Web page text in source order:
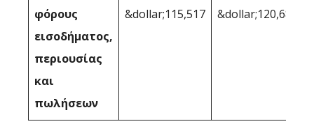
φόρους
εισοδήματος,
περιουσίας
και
πωλήσεων
&dollar;115,517 &dollar;120,683